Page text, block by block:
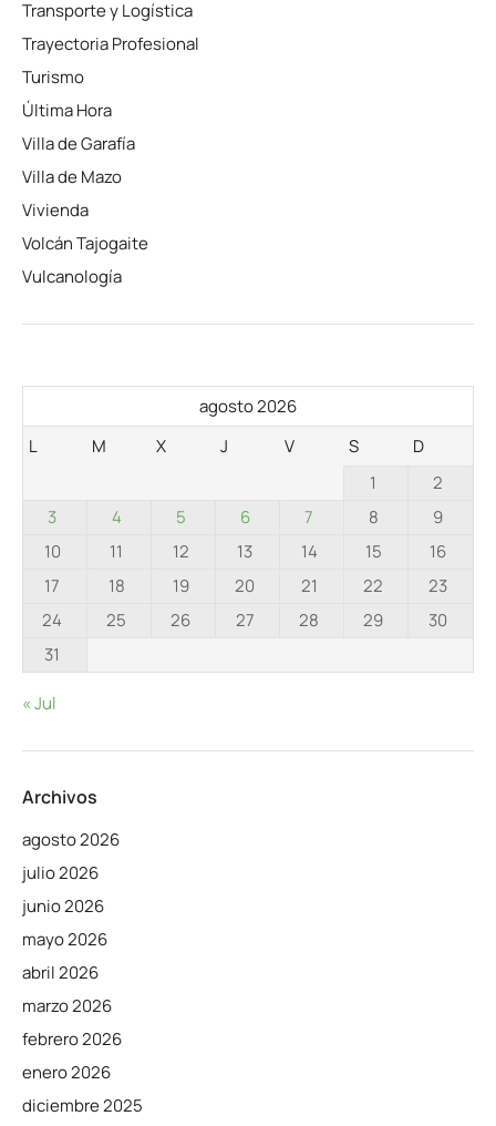
Transporte y Logística
Trayectoria Profesional
Turismo
Última Hora
Villa de Garafía
Villa de Mazo
Vivienda
Volcán Tajogaite
Vulcanología
agosto 2026
L
M X J V S
D
1
2
3
4 5 6 7 8
9
10
11 12 13 14 15
16
17
18 19 20 21 22
23
24
25 26 27 28 29
30
31
« Jul
Archivos
agosto 2026
julio 2026
junio 2026
mayo 2026
abril 2026
marzo 2026
febrero 2026
enero 2026
diciembre 2025